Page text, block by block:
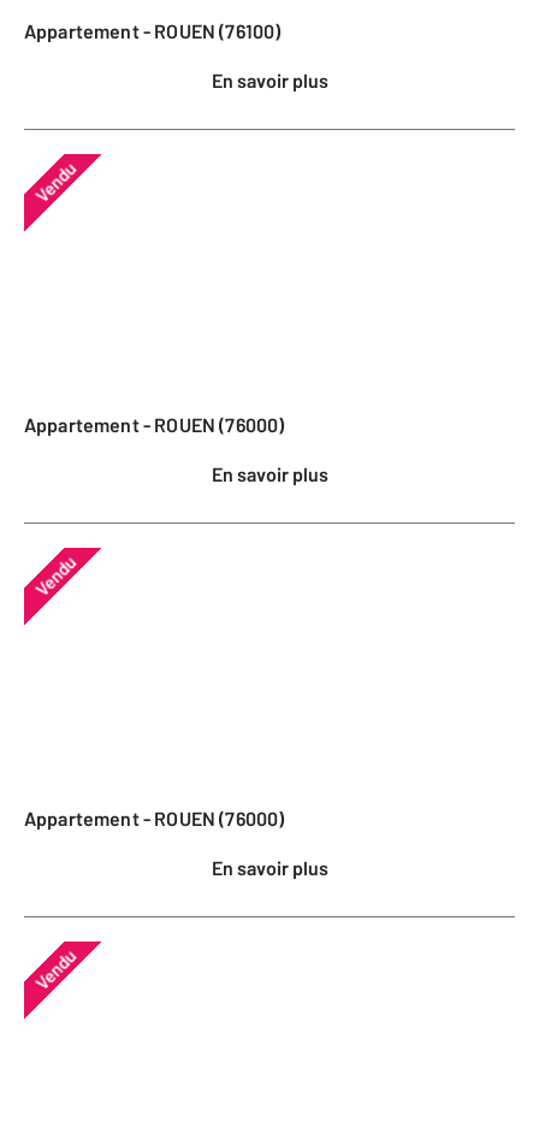
Appartement - ROUEN (76100)
En savoir plus
Vendu
Appartement - ROUEN (76000)
En savoir plus
Vendu
Appartement - ROUEN (76000)
En savoir plus
Vendu